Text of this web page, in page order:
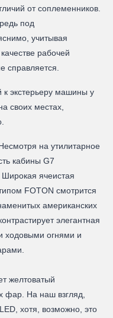
от соплеменников.
под
учитывая
рабочей
справляется.
к экстерьеру машины у
своих местах,
на утилитарное
кабины G7
ячеистая
FOTON смотрится
американских
элегантная
ходовыми огнями и
желтоватый
фар. На наш взгляд,
хотя, возможно, это